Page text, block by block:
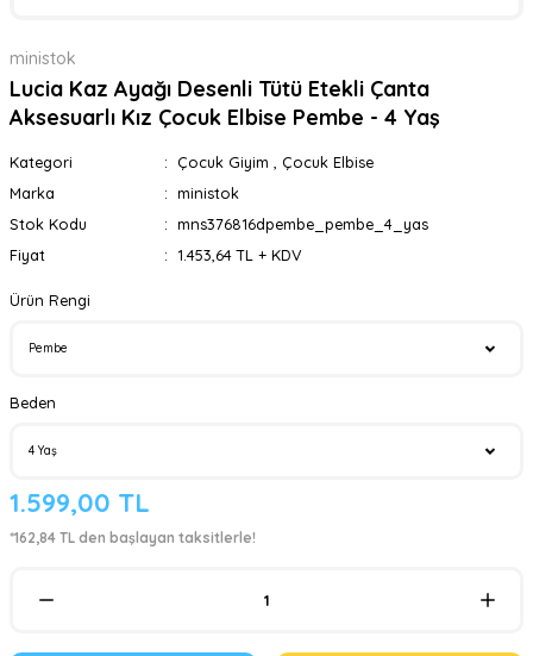
ministok
Lucia Kaz Ayağı Desenli Tütü Etekli Çanta
Aksesuarlı Kız Çocuk Elbise Pembe - 4 Yaş
Kategori Çocuk Giyim
Çocuk Elbise
Marka
ministok
Stok Kodu
mns376816dpembe_pembe_4_yas
Fiyat
1.453,64 TL + KDV
Ürün Rengi
Beden
1.599,00 TL
*162,84 TL den başlayan taksitlerle!